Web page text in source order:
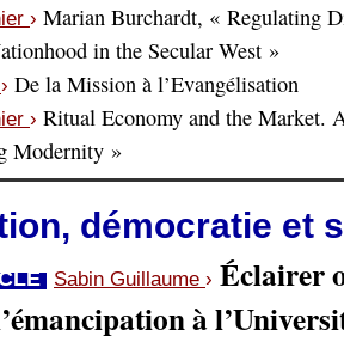
› Marian Burchardt, « Regulating
in the Secular West »
› De la Mission à l’Evangélisation
› Ritual Economy and the Market.
Modernity »
démocratie et
Sabin Guillaume › Éclairer
à